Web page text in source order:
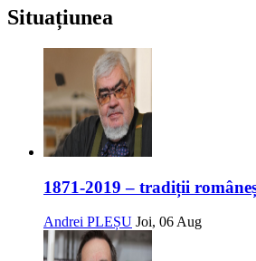
Situațiunea
1871-2019 – tradiții
Andrei PLEȘU Joi, 06 Aug